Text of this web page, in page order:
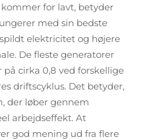
for lavt, betyder
med sin bedste
elektricitet og højere
De fleste generatorer
cirka 0,8 ved forskellige
driftscyklus. Det betyder,
der løber gennem
arbejdseffekt. At
god mening ud fra flere